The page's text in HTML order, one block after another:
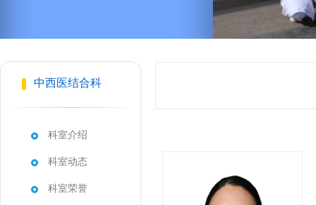
中西医结合科
科室介绍
科室动态
科室荣誉